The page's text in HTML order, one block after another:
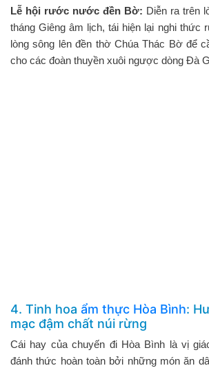
Lễ hội rước nước đền Bờ: Diễn ra trên
tháng Giêng âm lịch, tái hiện lại nghi
lòng sông lên đền thờ Chúa Thác Bờ để
cho các đoàn thuyền xuôi ngược dòng Đà
4. Tinh hoa ẩm thực Hòa Bình:
mạc đậm chất núi rừng
Cái hay của chuyến đi Hòa Bình là vị
đánh thức hoàn toàn bởi những món ăn